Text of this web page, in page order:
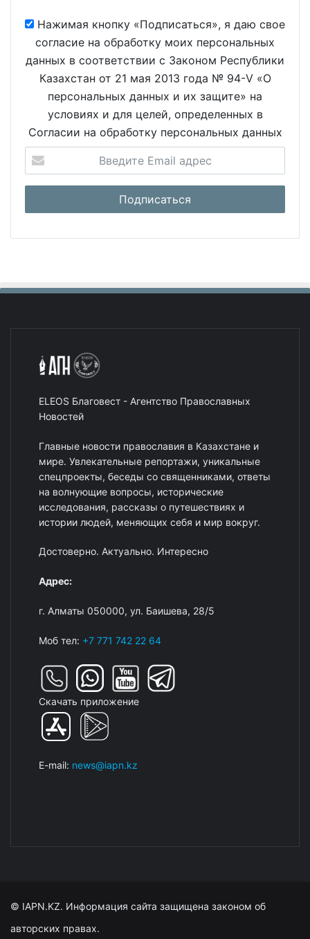
Нажимая кнопку «Подписаться», я даю свое
согласие на обработку моих персональных
данных в соответствии с Законом Республики
Казахстан от 21 мая 2013 года № 94-V «О
персональных данных и их защите» на
условиях и для целей, определенных в
Согласии на обработку персональных данных
ELEOS Благовест - Агентство Православных
Новостей
Главные новости православия в Казахстане и
мире. Увлекательные репортажи, уникальные
спецпроекты, беседы со священниками, ответы
на волнующие вопросы, исторические
исследования, рассказы о путешествиях и
истории людей, меняющих себя и мир вокруг.
Достоверно. Актуально. Интересно
Адрес:
г. Алматы 050000, ул. Баишева, 28/5
Моб тел: +7 771 742 22 64
Скачать приложение
E-mail: news@iapn.kz
© IAPN.KZ. Информация сайта защищена законом об
авторских правах.